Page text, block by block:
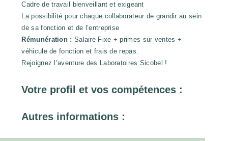
Cadre de travail bienveillant et exigeant
La possibilité pour chaque collaborateur de grandir au sein
de sa fonction et de l’entreprise
Rémunération : Salaire Fixe + primes sur ventes +
véhicule de fonction et frais de repas.
Rejoignez l’aventure des Laboratoires Sicobel !
Votre profil et vos compétences :
Autres informations :